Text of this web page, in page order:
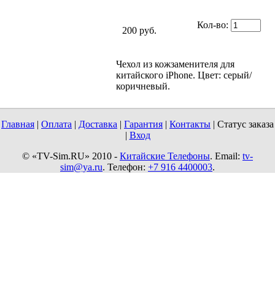
200 руб.
Кол-во:
Чехол из кожзаменителя для
китайского iPhone. Цвет: серый/
коричневый.
Главная | Оплата | Доставка | Гарантия | Контакты | Статус заказа
| Вход
© «TV-Sim.RU» 2010 - Китайские Телефоны. Email: tv-
sim@ya.ru. Телефон: +7 916 4400003.